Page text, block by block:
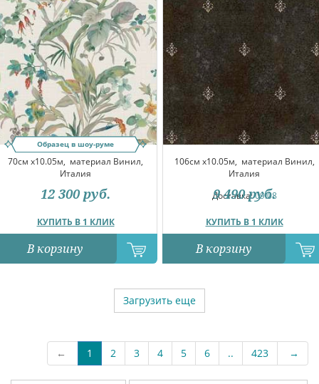
Образец в шоу-руме
70см x10.05м, материал Винил,
Италия
КУПИТЬ В 1 КЛИК
12 300 руб.
В корзину
106см x10.05м, материал Винил,
Италия
Доставка:09.08
КУПИТЬ В 1 КЛИК
9 490 руб.
В корзину
Загрузить еще
← 1 2 3 4 5 6 .. 423 →